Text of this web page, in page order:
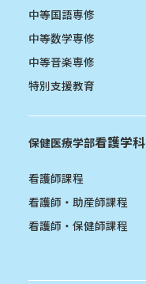
中等国語専修
中等数学専修
中等音楽専修
特別支援教育
保健医療学部看護学科
看護師課程
看護師・助産師課程
看護師・保健師課程